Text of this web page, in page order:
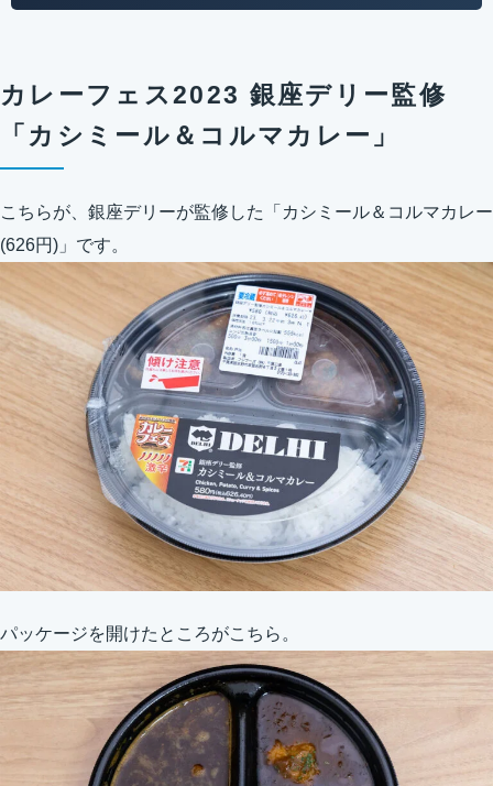
カレーフェス2023 銀座デリー監修
「カシミール＆コルマカレー」
こちらが、銀座デリーが監修した「カシミール＆コルマカレー
(626円)」です。
パッケージを開けたところがこちら。